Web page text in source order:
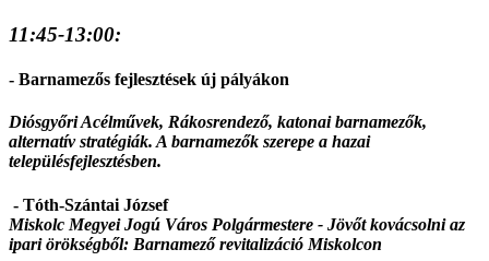
11:45-13:00:
- Barnamezős fejlesztések új pályákon
Diósgyőri Acélművek, Rákosrendező, katonai barnamezők,
alternatív stratégiák. A barnamezők szerepe a hazai
településfejlesztésben.
- Tóth-Szántai József
Miskolc Megyei Jogú Város Polgármestere - Jövőt kovácsolni az
ipari örökségből: Barnamező revitalizáció Miskolcon